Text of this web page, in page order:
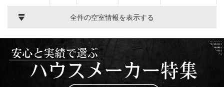
全件の空室情報を表示する